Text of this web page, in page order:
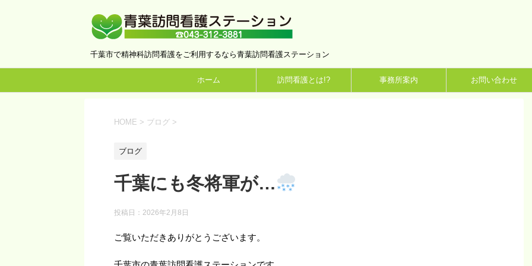
千葉市で精神科訪問看護をご利用するなら青葉訪問看護ステーション
ホーム 訪問看護とは!? 事務所案内 お問い合わせ
HOME > ブログ >
ブログ
千葉にも冬将軍が…
投稿日： 2026年2月8日
ご覧いただきありがとうございます。